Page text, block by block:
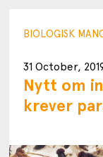
BIOLOGISK
31 October,
Nytt om
krever